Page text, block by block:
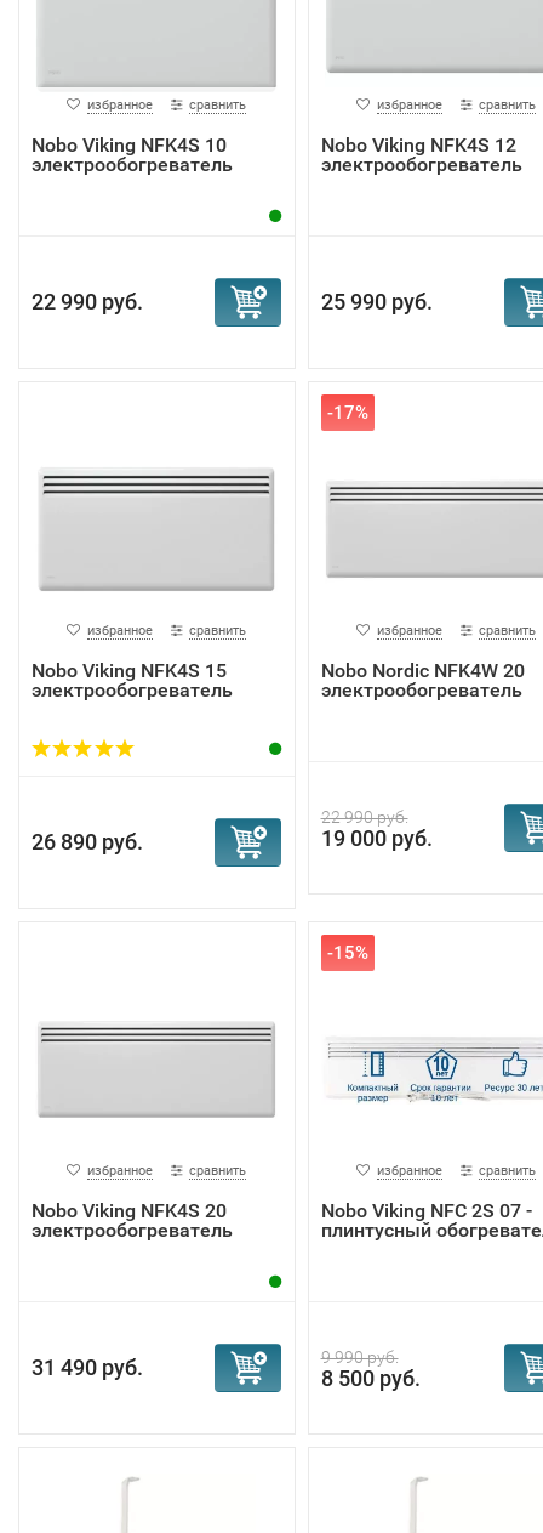
избранное сравнить
Nobo Viking NFK4S 10
электрообогреватель
22 990 руб.
избранное сравнить
Nobo Viking NFK4S 12
электрообогреватель
25 990 руб.
избранное сравнить
Nobo Viking NFK4S 15
электрообогреватель
26 890 руб.
-17%
избранное сравнить
Nobo Nordic NFK4W 20
электрообогреватель
22 990 руб.
19 000 руб.
избранное сравнить
Nobo Viking NFK4S 20
электрообогреватель
31 490 руб.
-15%
избранное сравнить
Nobo Viking NFС 2S 07 -
плинтусный
9 990 руб.
8 500 руб.